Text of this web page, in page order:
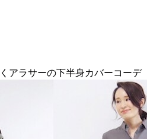
ラサーの下半身カバーコーデ